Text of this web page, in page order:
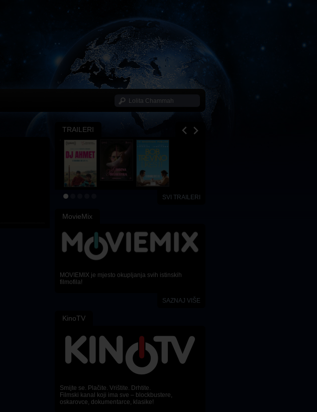
TRAILERI
SVI TRAILERI
MovieMix
MOVIEMIX je mjesto okupljanja svih istinskih
filmofila!
SAZNAJ VIŠE
KinoTV
Smijte se. Plačite. Vrištite. Drhtite.
Filmski kanal koji ima sve – blockbustere,
oskarovce, dokumentarce, klasike!